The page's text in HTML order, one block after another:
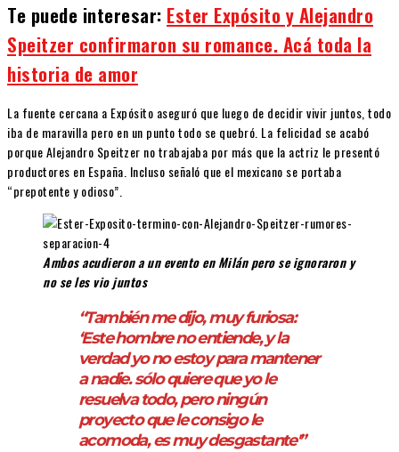
Te puede interesar: Ester Expósito y Alejandro
Speitzer confirmaron su romance. Acá toda la
historia de amor
La fuente cercana a Expósito aseguró que luego de decidir vivir juntos, todo
iba de maravilla pero en un punto todo se quebró. La felicidad se acabó
porque Alejandro Speitzer no trabajaba por más que la actriz le presentó
productores en España. Incluso señaló que el mexicano se portaba
“prepotente y odioso”.
Ambos acudieron a un evento en Milán pero se ignoraron y
no se les vio juntos
“También me dijo, muy furiosa:
‘Este hombre no entiende, y la
verdad yo no estoy para mantener
a nadie. sólo quiere que yo le
resuelva todo, pero ningún
proyecto que le consigo le
acomoda, es muy desgastante'”